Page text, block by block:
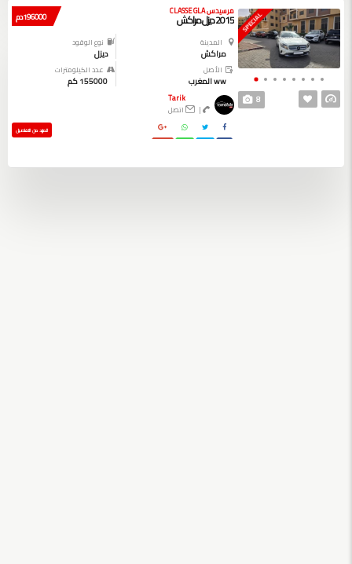
8
SPECIAL 196000 دم مرسيدس CLASSE GLA
2015 ديزل مراكش
المدينة
مراكش
نوع الوقود
ديزل
الأصل
ww المغرب
عدد الكيلومترات
155000 كم
Tarik
|
اتصل
المزيد من التفاصيل